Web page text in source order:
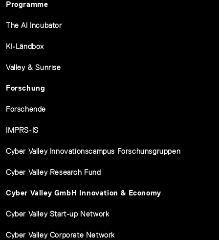
Programme
The AI Incubator
KI-Ländbox
Valley & Sunrise
Forschung
Forschende
IMPRS-IS
Cyber Valley Innovationscampus Forschunsgruppen
Cyber Valley Research Fund
Cyber Valley GmbH Innovation & Economy
Cyber Valley Start-up Network
Cyber Valley Corporate Network